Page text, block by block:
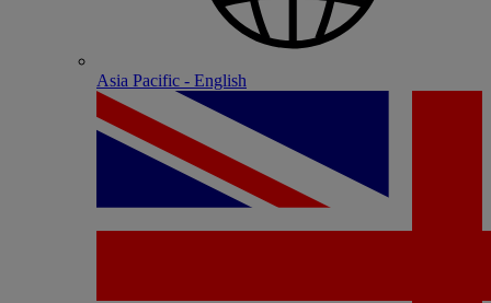
Asia Pacific - English